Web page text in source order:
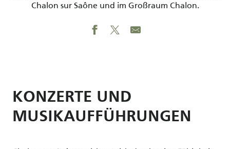
Chalon sur Saône und im Großraum Chalon.
KONZERTE UND
MUSIKAUFFÜHRUNGEN